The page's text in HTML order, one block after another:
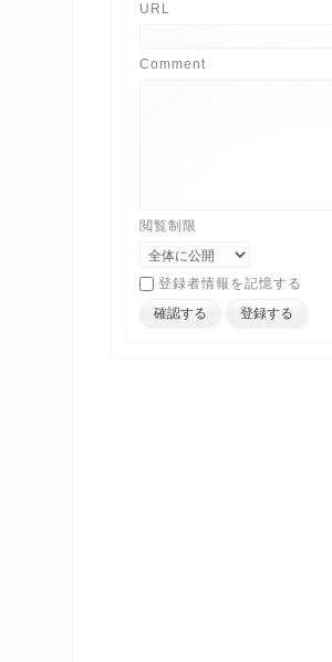
URL
Comment
閲覧制限
登録者情報を記憶する